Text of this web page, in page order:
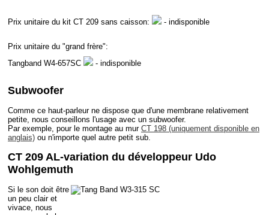
Prix unitaire du kit CT 209 sans caisson: - indisponible
Prix unitaire du "grand frère":
Tangband W4-657SC
- indisponible
Subwoofer
Comme ce haut-parleur ne dispose que d'une membrane relativement
petite, nous conseillons l'usage avec un subwoofer.
Par exemple, pour le montage au mur CT 198 (uniquement disponible en
anglais) ou n'importe quel autre petit sub.
CT 209 AL-variation du développeur Udo
Wohlgemuth
Si le son doit être
un peu clair et
vivace, nous